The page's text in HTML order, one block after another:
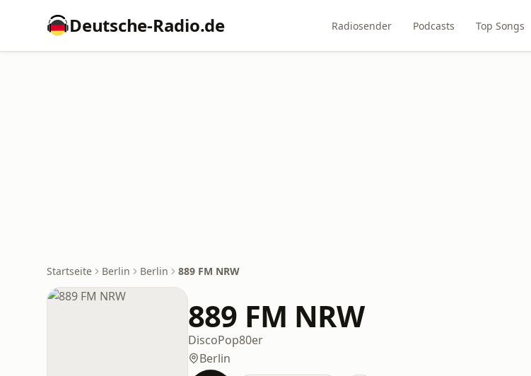
Deutsche-Radio.de Radiosender Podcasts Top Songs
Startseite Berlin Berlin 889 FM NRW
889 FM NRW
DiscoPop80er
Berlin